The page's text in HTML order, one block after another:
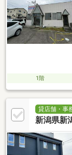
1階
貸店舗・事
新潟県新